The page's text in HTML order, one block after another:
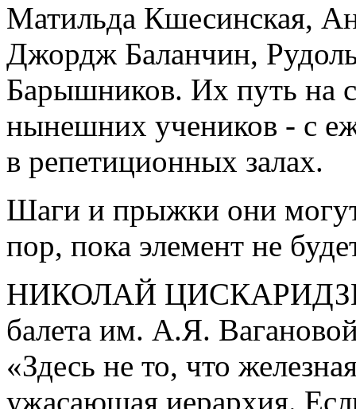
Матильда Кшесинская,
Джордж Баланчин,
Барышников. Их путь на
нынешних учеников - с
в репетиционных залах.
Шаги и прыжки они могут
пор, пока элемент не
НИКОЛАЙ ЦИСКАРИДЗЕ,
балета им. А.Я.
«Здесь не то, что
ужасающая иерархия.